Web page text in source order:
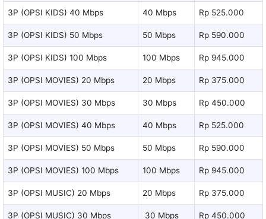
3P (OPSI KIDS) 40 Mbps 40 Mbps Rp 525.000
3P (OPSI KIDS) 50 Mbps 50 Mbps Rp 590.000
3P (OPSI KIDS) 100 Mbps 100 Mbps Rp 945.000
3P (OPSI MOVIES) 20 Mbps 20 Mbps Rp 375.000
3P (OPSI MOVIES) 30 Mbps 30 Mbps Rp 450.000
3P (OPSI MOVIES) 40 Mbps 40 Mbps Rp 525.000
3P (OPSI MOVIES) 50 Mbps 50 Mbps Rp 590.000
3P (OPSI MOVIES) 100 Mbps 100 Mbps Rp 945.000
3P (OPSI MUSIC) 20 Mbps 20 Mbps Rp 375.000
3P (OPSI MUSIC) 30 Mbps 30 Mbps Rp 450.000